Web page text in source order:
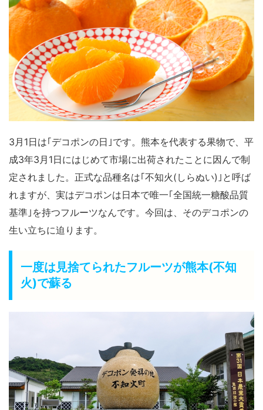
3月1日は｢デコポンの日｣です。熊本を代表する果物で、平
成3年3月1日にはじめて市場に出荷されたことに因んで制
定されました。正式な品種名は｢不知火(しらぬい)｣と呼ば
れますが、実はデコポンは日本で唯一｢全国統一糖酸品質
基準｣を持つフルーツなんです。今回は、そのデコポンの
生い立ちに迫ります。
一度は見捨てられたフルーツが熊本(不知
火)で蘇る